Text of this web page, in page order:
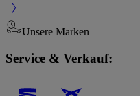
Unsere Marken
Service & Verkauf: